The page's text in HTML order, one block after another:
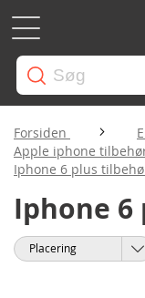
Forsiden
Apple iphone
Iphone 6 plus
Iphone 6
Sorter